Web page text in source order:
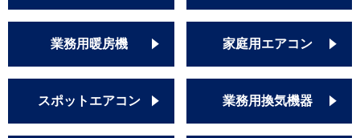
三菱重工
FDEZ565HK5S
FDEZ565H5S
FDEZ565H5SA
FDEZ565HKA5SA
FDEZ565HA5SA
業務用暖房機 家庭用エアコン
スポットエアコン 業務用換気機器